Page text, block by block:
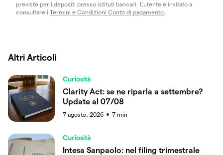
previste per i depositi presso istituti bancari. L’utente è invitato a
consultare i Termini e Condizioni Conto di pagamento
Altri Articoli
Curiosità
Clarity Act: se ne riparla a settembre?
Update al 07/08
7 agosto, 2026 ● 7 min
Curiosità
Intesa Sanpaolo: nel filing trimestrale